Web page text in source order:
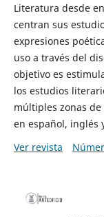
Literatura desde
centran sus
expresiones
uso a través del
objetivo es
los estudios
múltiples zonas
en español, inglés
Ver revista